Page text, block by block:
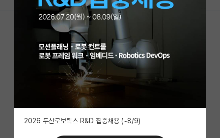
커뮤니티
커뮤니티 홈
전체글보기
베스트 게시판
IF 명예의전당
자유 게시판(아무개랩)
미국 유학 게시판
2026 두산로보틱스 R&D 집중채용 (~8/9)